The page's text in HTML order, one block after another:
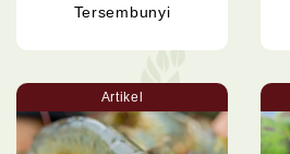
Tersembunyi
Artikel